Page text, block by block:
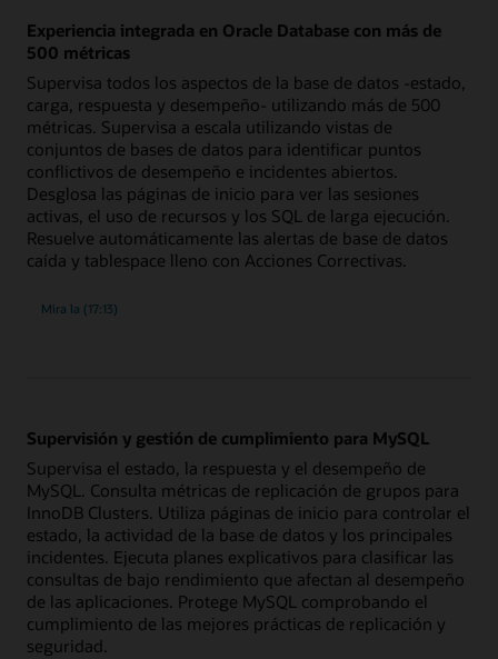
incidentes
hasta
la
resolución
Experiencia integrada en Oracle Database con más de
500 métricas
Supervisa todos los aspectos de la base de datos -estado,
carga, respuesta y desempeño- utilizando más de 500
métricas. Supervisa a escala utilizando vistas de
conjuntos de bases de datos para identificar puntos
conflictivos de desempeño e incidentes abiertos.
Desglosa las páginas de inicio para ver las sesiones
activas, el uso de recursos y los SQL de larga ejecución.
Resuelve automáticamente las alertas de base de datos
caída y tablespace lleno con Acciones Correctivas.
Mira la
general
más
500
métricas
(17:13)
Supervisión y gestión de cumplimiento para MySQL
Supervisa el estado, la respuesta y el desempeño de
MySQL. Consulta métricas de replicación de grupos para
InnoDB Clusters. Utiliza páginas de inicio para controlar el
estado, la actividad de la base de datos y los principales
incidentes. Ejecuta planes explicativos para clasificar las
consultas de bajo rendimiento que afectan al desempeño
de las aplicaciones. Protege MySQL comprobando el
cumplimiento de las mejores prácticas de replicación y
seguridad.